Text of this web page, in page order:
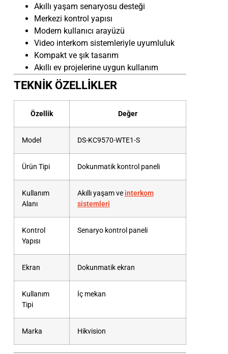
Akıllı yaşam senaryosu desteği
Merkezi kontrol yapısı
Modern kullanıcı arayüzü
Video interkom sistemleriyle uyumluluk
Kompakt ve şık tasarım
Akıllı ev projelerine uygun kullanım
TEKNİK ÖZELLİKLER
Özellik Değer
Model DS-KC9570-WTE1-S
Ürün Tipi Dokunmatik kontrol paneli
Kullanım
Alanı
Akıllı yaşam ve interkom
sistemleri
Kontrol
Yapısı
Senaryo kontrol paneli
Ekran Dokunmatik ekran
Kullanım
Tipi
İç mekan
Marka Hikvision